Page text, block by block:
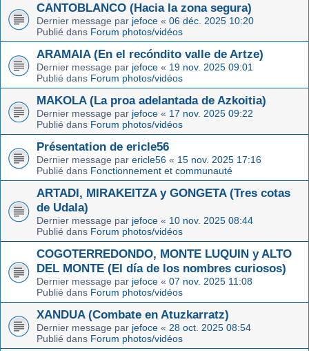
CANTOBLANCO (Hacia la zona segura)
Dernier message par jefoce « 06 déc. 2025 10:20
Publié dans Forum photos/vidéos
ARAMAIA (En el recóndito valle de Artze)
Dernier message par jefoce « 19 nov. 2025 09:01
Publié dans Forum photos/vidéos
MAKOLA (La proa adelantada de Azkoitia)
Dernier message par jefoce « 17 nov. 2025 09:22
Publié dans Forum photos/vidéos
Présentation de ericle56
Dernier message par ericle56 « 15 nov. 2025 17:16
Publié dans Fonctionnement et communauté
ARTADI, MIRAKEITZA y GONGETA (Tres cotas
de Udala)
Dernier message par jefoce « 10 nov. 2025 08:44
Publié dans Forum photos/vidéos
COGOTERREDONDO, MONTE LUQUIN y ALTO
DEL MONTE (El día de los nombres curiosos)
Dernier message par jefoce « 07 nov. 2025 11:08
Publié dans Forum photos/vidéos
XANDUA (Combate en Atuzkarratz)
Dernier message par jefoce « 28 oct. 2025 08:54
Publié dans Forum photos/vidéos